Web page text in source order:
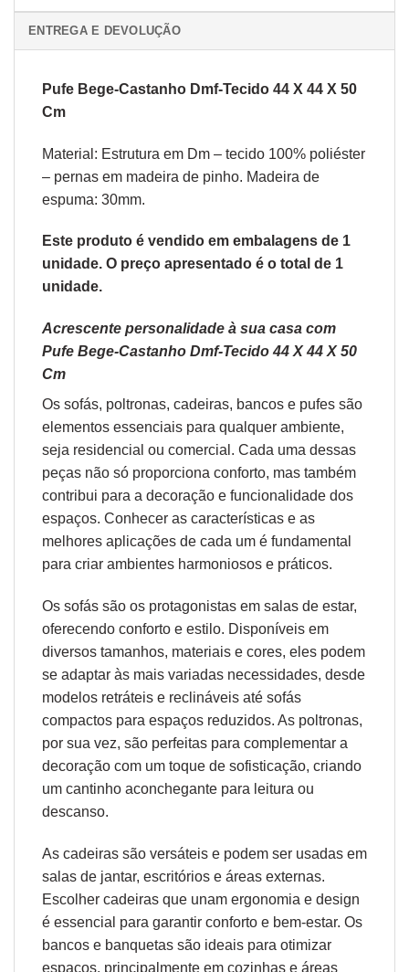
ENTREGA E DEVOLUÇÃO
Pufe Bege-Castanho Dmf-Tecido 44 X 44 X 50
Cm
Material: Estrutura em Dm – tecido 100% poliéster
– pernas em madeira de pinho. Madeira de
espuma: 30mm.
Este produto é vendido em embalagens de 1
unidade. O preço apresentado é o total de 1
unidade.
Acrescente personalidade à sua casa com
Pufe Bege-Castanho Dmf-Tecido 44 X 44 X 50
Cm
Os sofás, poltronas, cadeiras, bancos e pufes são
elementos essenciais para qualquer ambiente,
seja residencial ou comercial. Cada uma dessas
peças não só proporciona conforto, mas também
contribui para a decoração e funcionalidade dos
espaços. Conhecer as características e as
melhores aplicações de cada um é fundamental
para criar ambientes harmoniosos e práticos.
Os sofás são os protagonistas em salas de estar,
oferecendo conforto e estilo. Disponíveis em
diversos tamanhos, materiais e cores, eles podem
se adaptar às mais variadas necessidades, desde
modelos retráteis e reclináveis até sofás
compactos para espaços reduzidos. As poltronas,
por sua vez, são perfeitas para complementar a
decoração com um toque de sofisticação, criando
um cantinho aconchegante para leitura ou
descanso.
As cadeiras são versáteis e podem ser usadas em
salas de jantar, escritórios e áreas externas.
Escolher cadeiras que unam ergonomia e design
é essencial para garantir conforto e bem-estar. Os
bancos e banquetas são ideais para otimizar
espaços, principalmente em cozinhas e áreas